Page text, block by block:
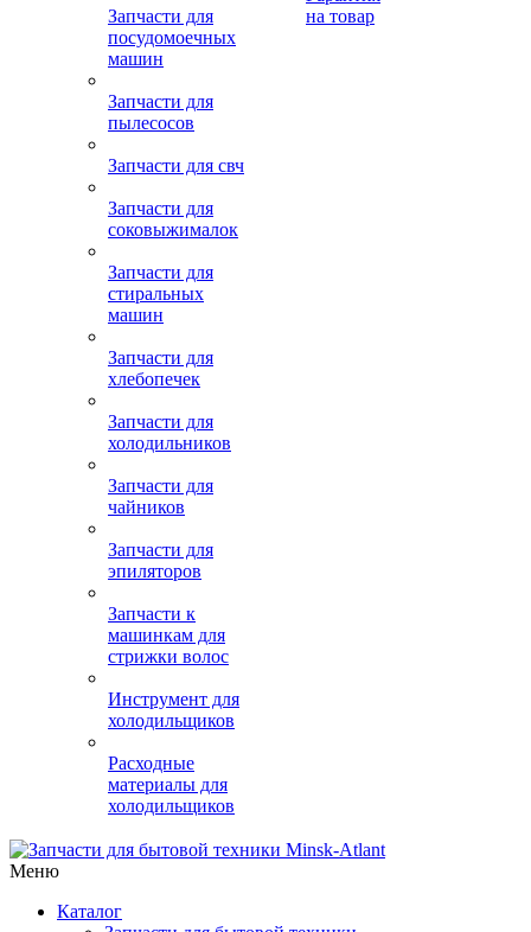
Запчасти для
посудомоечных
машин
Запчасти для
пылесосов
Запчасти для свч
Запчасти для
соковыжималок
Запчасти для
стиральных
машин
Запчасти для
хлебопечек
Запчасти для
холодильников
Запчасти для
чайников
Запчасти для
эпиляторов
Запчасти к
машинкам для
стрижки волос
Инструмент для
холодильщиков
Расходные
материалы для
холодильщиков
на товар
Меню
Каталог